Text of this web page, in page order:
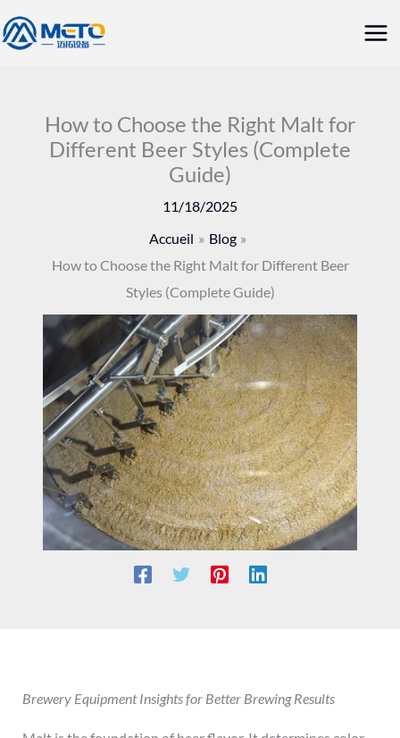
Aller
au
How to Choose the Right Malt for
Different Beer Styles (Complete
Guide)
11/18/2025
Accueil
Blog
How to Choose the Right Malt for Different Beer
Styles (Complete Guide)
Brewery Equipment Insights for Better Brewing Results